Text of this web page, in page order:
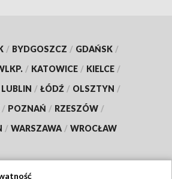
/ BYDGOSZCZ / GDAŃSK /
/ KATOWICE / KIELCE /
LUBLIN / ŁÓDŹ / OLSZTYN /
/ POZNAŃ / RZESZÓW /
/ WARSZAWA / WROCŁAW